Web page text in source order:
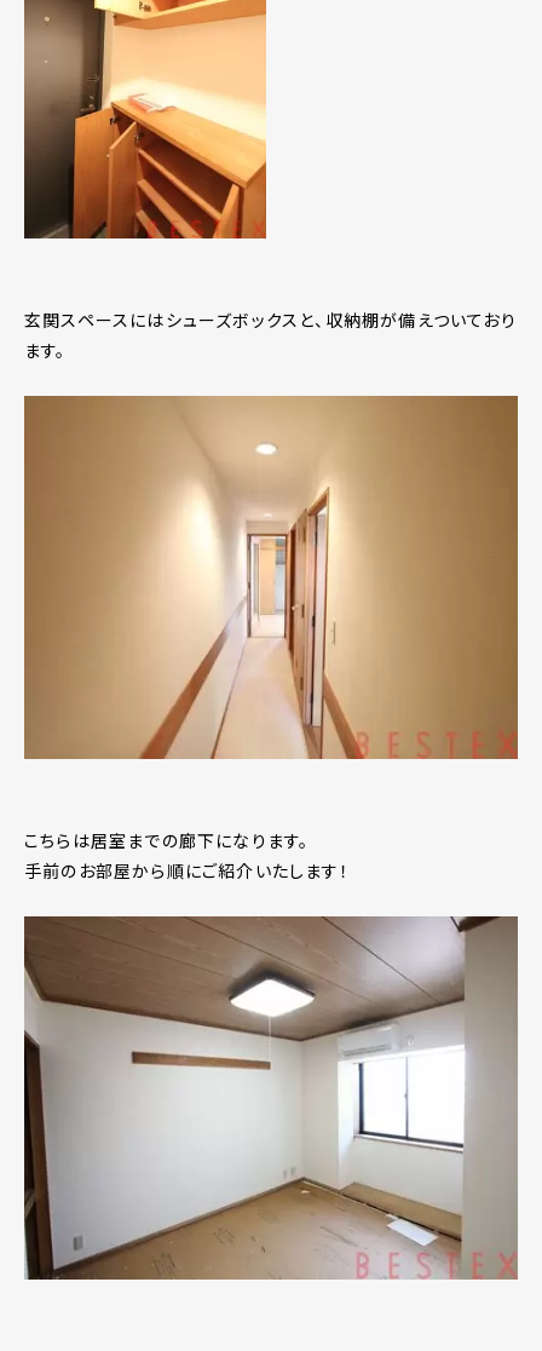
玄関スペースにはシューズボックスと、収納棚が備えついており
ます。
こちらは居室までの廊下になります。
手前のお部屋から順にご紹介いたします！